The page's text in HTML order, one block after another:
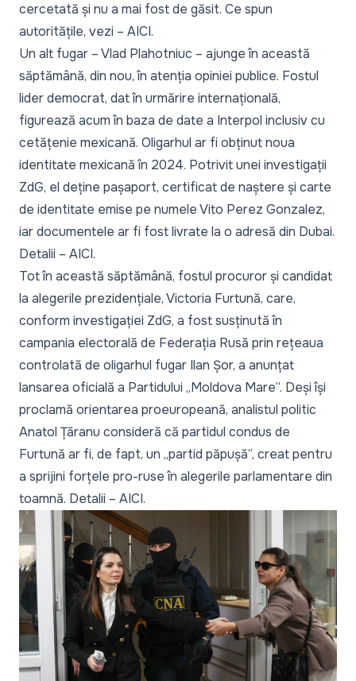
cercetată și nu a mai fost de găsit. Ce spun
autoritățile, vezi – AICI.
Un alt fugar – Vlad Plahotniuc – ajunge în această
săptămână, din nou, în atenția opiniei publice. Fostul
lider democrat, dat în urmărire internațională,
figurează acum în baza de date a Interpol inclusiv cu
cetățenie mexicană. Oligarhul ar fi obținutnoua
identitate mexicanăîn 2024. Potrivit unei investigații
ZdG, el deține pașaport, certificat de naștere și carte
de identitate emise pe numele Vito Perez Gonzalez,
iar documentele ar fi fost livrate la o adresă din Dubai.
Detalii – AICI.
Tot în această săptămână, fostul procuror și candidat
la alegerile prezidențiale, Victoria Furtună, care,
conform investigației ZdG, a fost susținută în
campania electorală de Federația Rusă prin rețeaua
controlată de oligarhul fugar Ilan Șor, a anunțat
lansarea oficială a Partidului „Moldova Mare”. Deși își
proclamă orientarea proeuropeană, analistul politic
Anatol Țăranu consideră că partidul condus de
Furtună ar fi, de fapt, un „partid păpușă”, creat pentru
a sprijini forțele pro-ruse în alegerile parlamentare din
toamnă. Detalii – AICI.